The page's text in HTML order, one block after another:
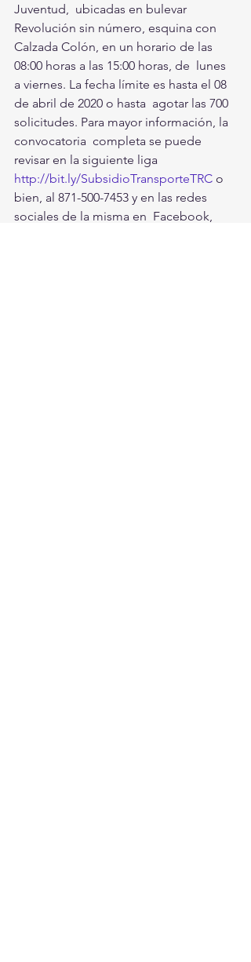
Juventud,  ubicadas en bulevar
Revolución sin número, esquina con
Calzada Colón, en un horario de las
08:00 horas a las 15:00 horas, de  lunes
a viernes. La fecha límite es hasta el 08
de abril de 2020 o hasta  agotar las 700
solicitudes. Para mayor información, la
convocatoria  completa se puede
revisar en la siguiente liga
http://bit.ly/SubsidioTransporteTRC o
bien, al 871-500-7453 y en las redes
sociales de la misma en  Facebook,